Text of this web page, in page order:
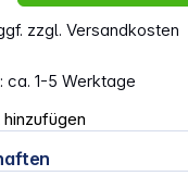
zzgl. Versandkosten
ca. 1-5 Werktage